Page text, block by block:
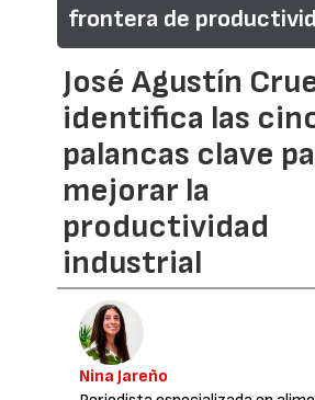
frontera de
José Agustín
identifica las
palancas clave
mejorar la
productividad
industrial
Nina Jareño